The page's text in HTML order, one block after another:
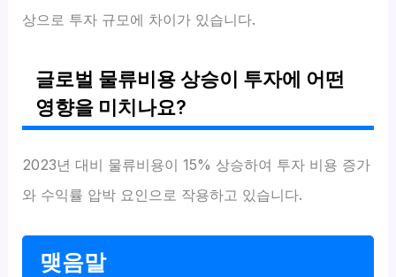
상으로 투자 규모에 차이가 있습니다.
글로벌 물류비용 상승이 투자에 어떤
영향을 미치나요?
2023년 대비 물류비용이 15% 상승하여 투자 비용 증가
와 수익률 압박 요인으로 작용하고 있습니다.
맺음말